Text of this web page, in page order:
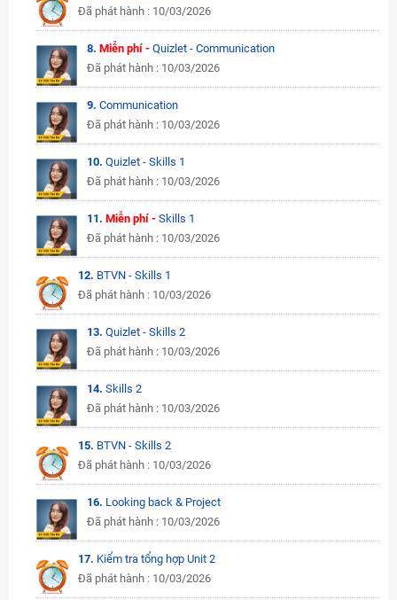
Đã phát hành : 10/03/2026
8. Miễn phí - Quizlet - Communication
Đã phát hành : 10/03/2026
9. Communication
Đã phát hành : 10/03/2026
10. Quizlet - Skills 1
Đã phát hành : 10/03/2026
11. Miễn phí - Skills 1
Đã phát hành : 10/03/2026
12. BTVN - Skills 1
Đã phát hành : 10/03/2026
13. Quizlet - Skills 2
Đã phát hành : 10/03/2026
14. Skills 2
Đã phát hành : 10/03/2026
15. BTVN - Skills 2
Đã phát hành : 10/03/2026
16. Looking back & Project
Đã phát hành : 10/03/2026
17. Kiểm tra tổng hợp Unit 2
Đã phát hành : 10/03/2026